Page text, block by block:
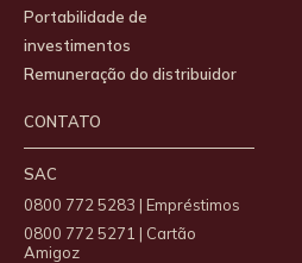
Portabilidade de
investimentos
Remuneração do distribuidor
CONTATO
SAC
0800 772 5283 | Empréstimos
0800 772 5271 | Cartão
Amigoz